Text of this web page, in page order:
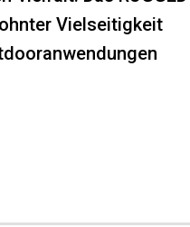
Vielseitigkeit